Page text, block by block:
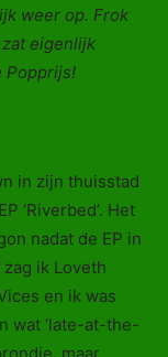
weer op. Frok
eigenlijk
Popprijs!
in zijn thuisstad
‘Riverbed’. Het
nadat de EP in
ik Loveth
en ik was
wat ‘late-at-the-